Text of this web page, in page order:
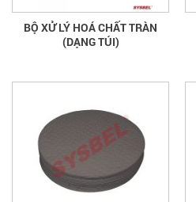
BỘ XỬ LÝ HOÁ CHẤT TRÀN
(DẠNG TÚI)